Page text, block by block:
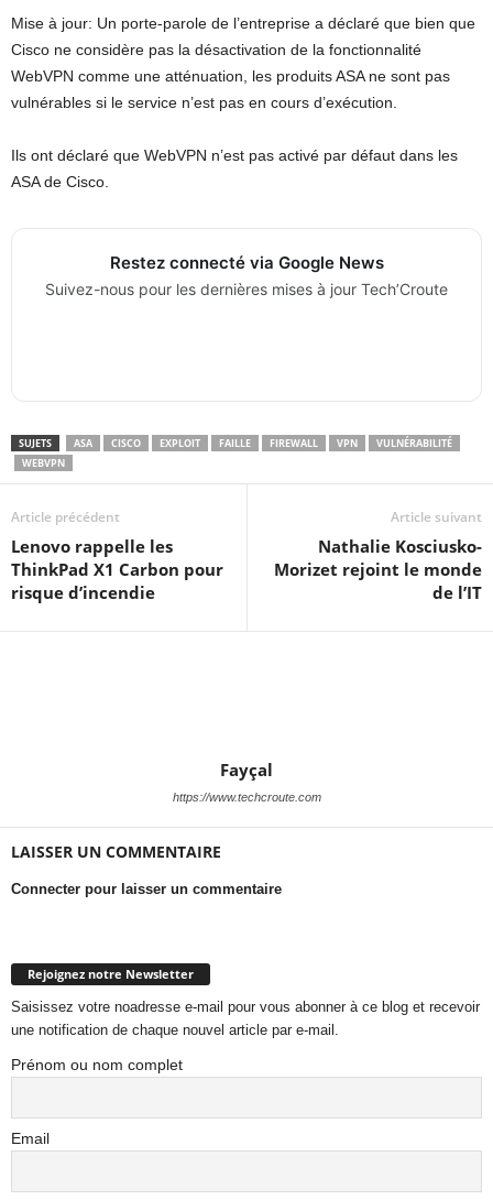
Mise à jour: Un porte-parole de l’entreprise a déclaré que bien que
Cisco ne considère pas la désactivation de la fonctionnalité
WebVPN comme une atténuation, les produits ASA ne sont pas
vulnérables si le service n’est pas en cours d’exécution.
Ils ont déclaré que WebVPN n’est pas activé par défaut dans les
ASA de Cisco.
Restez connecté via Google News
Suivez-nous pour les dernières mises à jour Tech’Croute
SUJETS ASA CISCO EXPLOIT FAILLE FIREWALL VPN
VULNÉRABILITÉ
WEBVPN
Article précédent
Lenovo rappelle les
ThinkPad X1 Carbon pour
risque d’incendie
Article suivant
Nathalie Kosciusko-
Morizet rejoint le monde
de l’IT
Fayçal
https://www.techcroute.com
LAISSER UN COMMENTAIRE
Connecter pour laisser un commentaire
Rejoignez notre Newsletter
Saisissez votre noadresse e-mail pour vous abonner à ce blog et recevoir
une notification de chaque nouvel article par e-mail.
Prénom ou nom complet
Email